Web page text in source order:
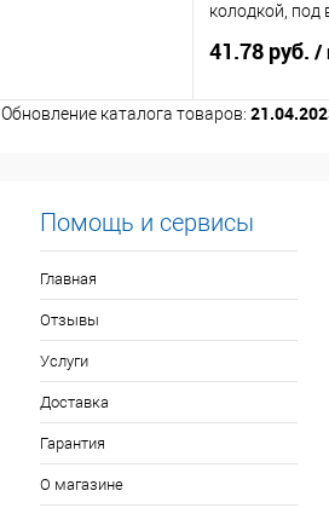
колодкой, под
41.78 руб. /
Обновление каталога товаров:
Помощь и сервисы
Главная
Отзывы
Услуги
Доставка
Гарантия
О магазине